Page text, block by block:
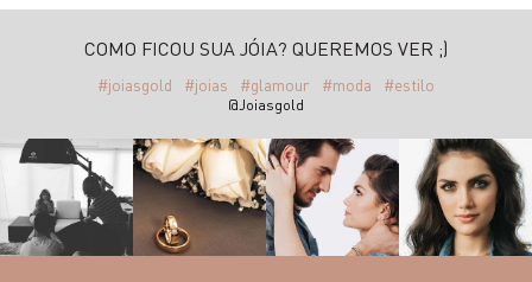
COMO FICOU SUA JÓIA? QUEREMOS VER ;)
#joiasgold #joias #glamour #moda #estilo
@Joiasgold